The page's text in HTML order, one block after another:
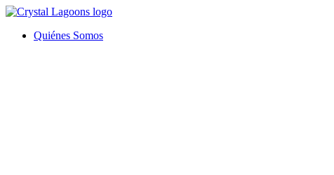
Ir
contenidoQuiénes Somos